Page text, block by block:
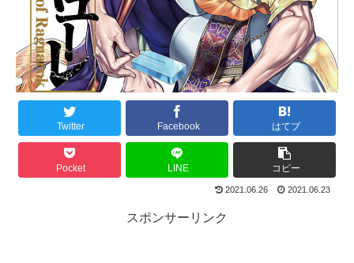
Twitter Facebook はてブ
Pocket LINE コピー
2021.06.26 2021.06.23
スポンサーリンク